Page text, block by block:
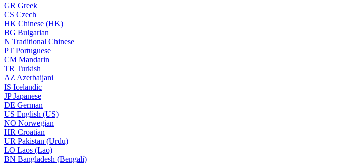
GR Greek
CS Czech
HK Chinese (HK)
BG Bulgarian
N Traditional Chinese
PT Portuguese
CM Mandarin
TR Turkish
AZ Azerbaijani
IS Icelandic
JPJapanese
DE German
US English (US)
NO Norwegian
HR Croatian
UR Pakistan (Urdu)
LO Laos (Lao)
BN Bangladesh (Bengali)